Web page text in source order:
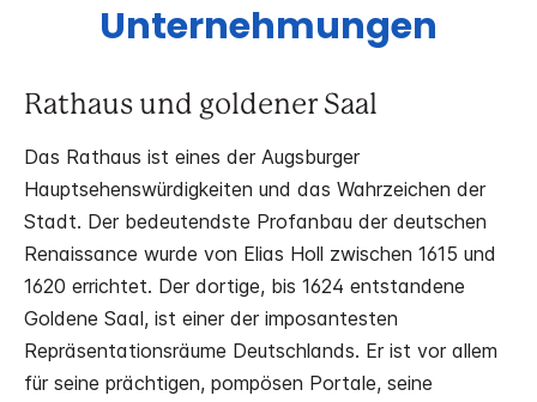
Unternehmungen
Rathaus und goldener Saal
Das Rathaus ist eines der Augsburger
Hauptsehenswürdigkeiten und das Wahrzeichen der
Stadt. Der bedeutendste Profanbau der deutschen
Renaissance wurde von Elias Holl zwischen 1615 und
1620 errichtet. Der dortige, bis 1624 entstandene
Goldene Saal, ist einer der imposantesten
Repräsentationsräume Deutschlands. Er ist vor allem
für seine prächtigen, pompösen Portale, seine